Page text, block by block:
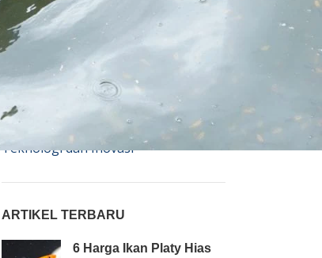
Bisnis
Budidaya
Event
Informasi Lain
Pembenihan Ikan
Pembesaran Ikan
Teknologi dan Inovasi
ARTIKEL TERBARU
6 Harga Ikan Platy Hias